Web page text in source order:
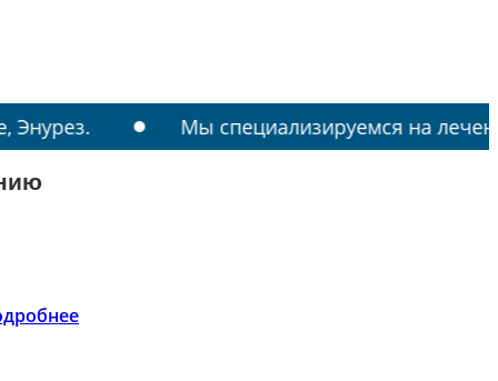
Мы специализируемся на лечении: РАС,